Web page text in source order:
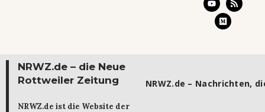
NRWZ.de – die Neue
Rottweiler Zeitung
NRWZ.de ist die Website der
NRWZ.de – Nachrichten,